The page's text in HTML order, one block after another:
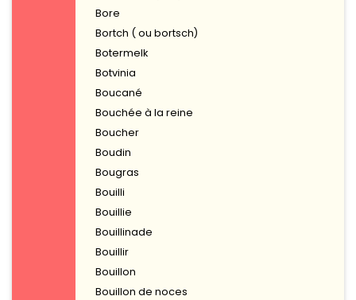
Bore
Bortch ( ou bortsch)
Botermelk
Botvinia
Boucané
Bouchée à la reine
Boucher
Boudin
Bougras
Bouilli
Bouillie
Bouillinade
Bouillir
Bouillon
Bouillon de noces